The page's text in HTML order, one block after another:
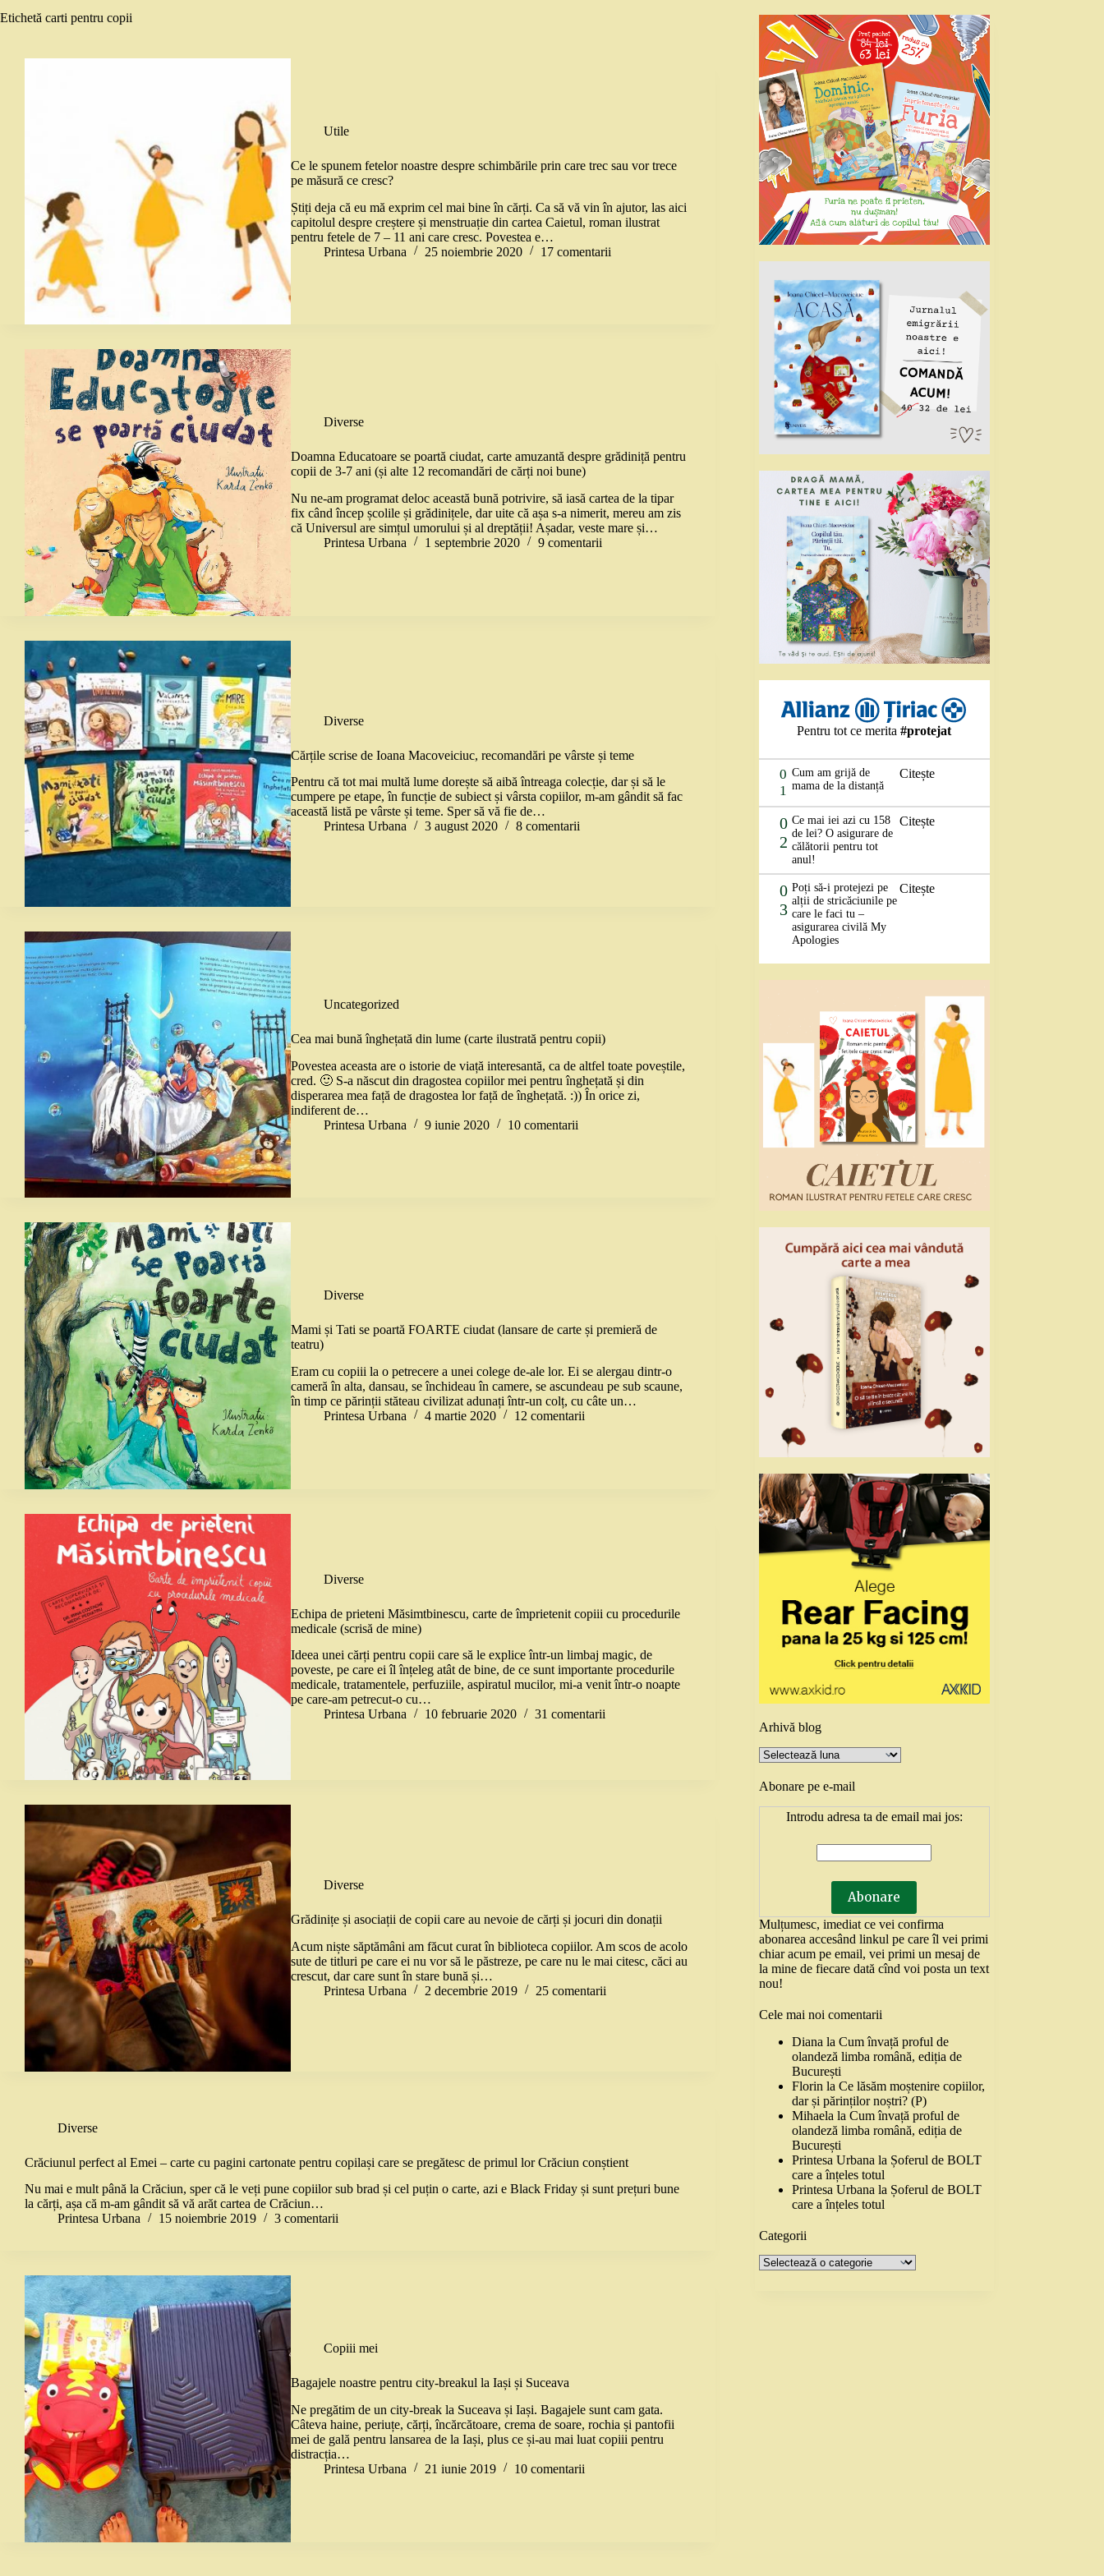
Etichetă carti pentru copii
Utile
Ce le spunem fetelor noastre despre schimbările prin care trec sau vor trece
pe măsură ce cresc?
Știți deja că eu mă exprim cel mai bine în cărți. Ca să vă vin în ajutor, las aici
capitolul despre creștere și menstruație din cartea Caietul, roman ilustrat
pentru fetele de 7 – 11 ani care cresc. Povestea e…
Printesa Urbana
25 noiembrie 2020 17 comentarii
Diverse
Doamna Educatoare se poartă ciudat, carte amuzantă despre grădiniță pentru
copii de 3-7 ani (și alte 12 recomandări de cărți noi bune)
Nu ne-am programat deloc această bună potrivire, să iasă cartea de la tipar
fix când încep școlile și grădinițele, dar uite că așa s-a nimerit, mereu am zis
că Universul are simțul umorului și al dreptății! Așadar, veste mare și…
Printesa Urbana
1 septembrie 2020 9 comentarii
Diverse
Cărțile scrise de Ioana Macoveiciuc, recomandări pe vârste și teme
Pentru că tot mai multă lume dorește să aibă întreaga colecție, dar și să le
cumpere pe etape, în funcție de subiect și vârsta copiilor, m-am gândit să fac
această listă pe vârste și teme. Sper să vă fie de…
Printesa Urbana
3 august 2020 8 comentarii
Uncategorized
Cea mai bună înghețată din lume (carte ilustrată pentru copii)
Povestea aceasta are o istorie de viață interesantă, ca de altfel toate poveștile,
cred. 🙂 S-a născut din dragostea copiilor mei pentru înghețată și din
disperarea mea față de dragostea lor față de înghețată. :)) În orice zi,
indiferent de…
Printesa Urbana
9 iunie 2020 10 comentarii
Diverse
Mami și Tati se poartă FOARTE ciudat (lansare de carte și premieră de
teatru)
Eram cu copiii la o petrecere a unei colege de-ale lor. Ei se alergau dintr-o
cameră în alta, dansau, se închideau în camere, se ascundeau pe sub scaune,
în timp ce părinții stăteau civilizat adunați într-un colț, cu câte un…
Printesa Urbana
4 martie 2020 12 comentarii
Diverse
Echipa de prieteni Măsimtbinescu, carte de împrietenit copiii cu procedurile
medicale (scrisă de mine)
Ideea unei cărți pentru copii care să le explice într-un limbaj magic, de
poveste, pe care ei îl înțeleg atât de bine, de ce sunt importante procedurile
medicale, tratamentele, perfuziile, aspiratul mucilor, mi-a venit într-o noapte
pe care-am petrecut-o cu…
Printesa Urbana
10 februarie 2020 31 comentarii
Diverse
Grădinițe și asociații de copii care au nevoie de cărți și jocuri din donații
Acum niște săptămâni am făcut curat în biblioteca copiilor. Am scos de acolo
sute de titluri pe care ei nu vor să le păstreze, pe care nu le mai citesc, căci au
crescut, dar care sunt în stare bună și…
Printesa Urbana
2 decembrie 2019 25 comentarii
Diverse
Crăciunul perfect al Emei – carte cu pagini cartonate pentru copilași care se pregătesc de primul lor Crăciun conștient
Nu mai e mult până la Crăciun, sper că le veți pune copiilor sub brad și cel puțin o carte, azi e Black Friday și sunt prețuri bune
la cărți, așa că m-am gândit să vă arăt cartea de Crăciun…
Printesa Urbana
15 noiembrie 2019 3 comentarii
Copiii mei
Bagajele noastre pentru city-breakul la Iași și Suceava
Ne pregătim de un city-break la Suceava și Iași. Bagajele sunt cam gata.
Câteva haine, periuțe, cărți, încărcătoare, crema de soare, rochia și pantofii
mei de gală pentru lansarea de la Iași, plus ce și-au mai luat copiii pentru
distracția…
Printesa Urbana
21 iunie 2019 10 comentarii
Pentru tot ce merita#protejat
0
1
Cum am grijă de
mama de la distanță
Citește
0
2
Ce mai iei azi cu 158
de lei? O asigurare de
călătorii pentru tot
anul!
Citește
0
3
Poți să-i protejezi pe
alții de stricăciunile pe
care le faci tu –
asigurarea civilă My
Apologies
Citește
Arhivă blog
Arhivă
blog
Abonare pe e-mail
Introdu adresa ta de email mai jos:
Mulțumesc, imediat ce vei confirma
abonarea accesând linkul pe care îl vei primi
chiar acum pe email, vei primi un mesaj de
la mine de fiecare dată cînd voi posta un text
nou!
Cele mai noi comentarii
Diana laCum învață proful de
olandeză limba română, ediția de
București
Florin laCe lăsăm moștenire copiilor,
dar și părinților noștri? (P)
Mihaela laCum învață proful de
olandeză limba română, ediția de
București
Printesa Urbana la Șoferul de BOLT
care a înțeles totul
Printesa Urbana la Șoferul de BOLT
care a înțeles totul
Categorii
Categorii